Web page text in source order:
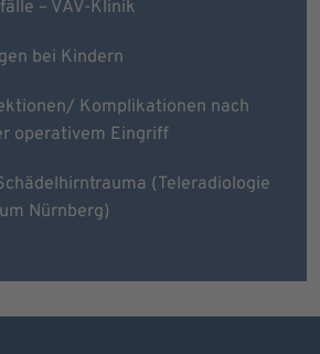
– VAV-Klinik
bei Kindern
Komplikationen nach
operativem Eingriff
(Teleradiologie
Nürnberg)